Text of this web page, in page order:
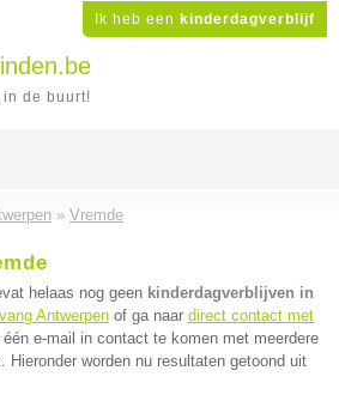
Ik heb een kinderdagverblijf
de buurt!
» Vremde
helaas nog geen kinderdagverblijven in
Antwerpen of ga naar direct contact met
e-mail in contact te komen met meerdere
Hieronder worden nu resultaten getoond uit